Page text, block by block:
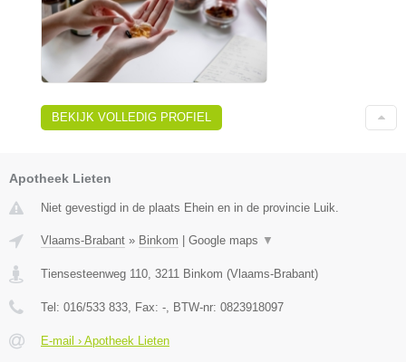
BEKIJK VOLLEDIG PROFIEL
Apotheek Lieten
Niet gevestigd in de plaats Ehein en in de provincie Luik.
Vlaams-Brabant » Binkom Google maps ▼
Tiensesteenweg 110 3211 Binkom (Vlaams-Brabant)
Tel: 016/533 833 , Fax: - , BTW-nr: 0823918097
E-mail › Apotheek Lieten